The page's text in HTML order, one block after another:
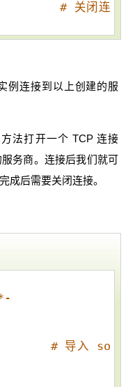
# 关闭连
例连接到以上创建的服
方法打开一个 TCP 连接
务商。连接后我们就可
成后需要关闭连接。
# 导入 so